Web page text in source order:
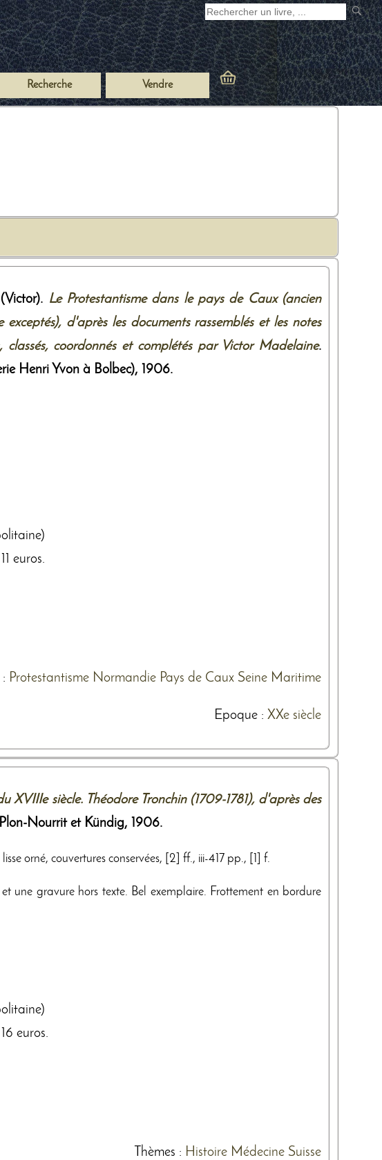
Recherche Vendre
Le Protestantisme dans le pays de Caux (ancien
d'après les documents rassemblés et les notes
classés, coordonnés et complétés par Victor Madelaine.
Henri Yvon à Bolbec), 1906.
euros.
: Protestantisme Normandie Pays de Caux Seine Maritime
Epoque : XXe siècle
XVIIIe siècle. Théodore Tronchin (1709-1781), d'après des
Plon-Nourrit et Kündig, 1906.
orné, couvertures conservées, [2] ff., iii-417 pp., [1] f.
une gravure hors texte. Bel exemplaire. Frottement en bordure
euros.
Thèmes : Histoire Médecine Suisse